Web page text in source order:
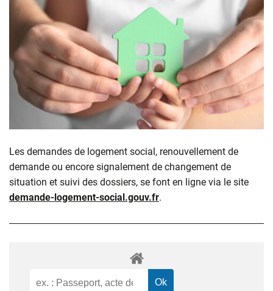
Les demandes de logement social, renouvellement de
demande ou encore signalement de changement de
situation et suivi des dossiers, se font en ligne via le site
demande-logement-social.gouv.fr.